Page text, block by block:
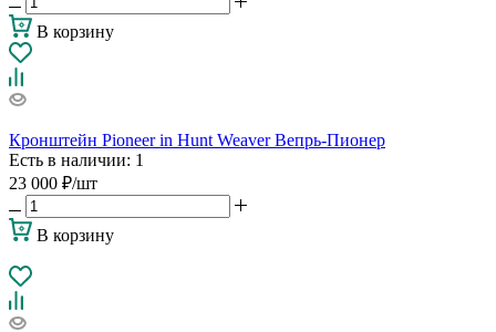
В корзину
Кронштейн Pioneer in Hunt Weaver Вепрь-Пионер
Есть в наличии: 1
23 000 ₽/шт
В корзину